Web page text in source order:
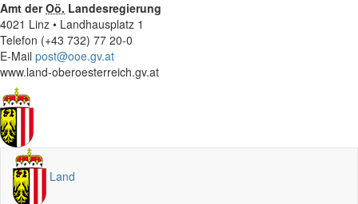
Amt derOö. Landesregierung
4021 Linz • Landhausplatz 1
Telefon (+43 732) 77 20-0
E-Mail post@ooe.gv.at
www.land-oberoesterreich.gv.at
Land